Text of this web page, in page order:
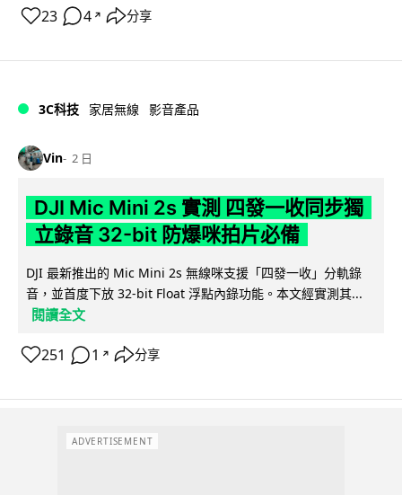
23 4 ↗ 分享
3C科技 家居無線 影音產品
Vin 2 日
DJI Mic Mini 2s 實測 四發一收同步獨
立錄音 32-bit 防爆咪拍片必備
DJI 最新推出的 Mic Mini 2s 無線咪支援「四發一收」分軌錄
音，並首度下放 32-bit Float 浮點內錄功能。本文經實測其...
閱讀全文
251 1 ↗ 分享
ADVERTISEMENT